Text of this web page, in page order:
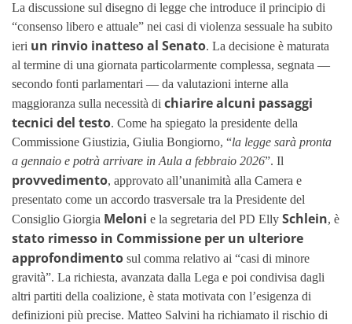
La discussione sul disegno di legge che introduce il principio di
“consenso libero e attuale” nei casi di violenza sessuale ha subito
ieri un rinvio inatteso al Senato. La decisione è maturata
al termine di una giornata particolarmente complessa, segnata —
secondo fonti parlamentari — da valutazioni interne alla
maggioranza sulla necessità di chiarire alcuni passaggi
tecnici del testo. Come ha spiegato la presidente della
Commissione Giustizia, Giulia Bongiorno, “la legge sarà pronta
a gennaio e potrà arrivare in Aula a febbraio 2026”. Il
provvedimento, approvato all’unanimità alla Camera e
presentato come un accordo trasversale tra la Presidente del
Consiglio Giorgia Meloni e la segretaria del PD Elly Schlein, è
stato rimesso in Commissione per un ulteriore
approfondimento sul comma relativo ai “casi di minore
gravità”. La richiesta, avanzata dalla Lega e poi condivisa dagli
altri partiti della coalizione, è stata motivata con l’esigenza di
definizioni più precise. Matteo Salvini ha richiamato il rischio di